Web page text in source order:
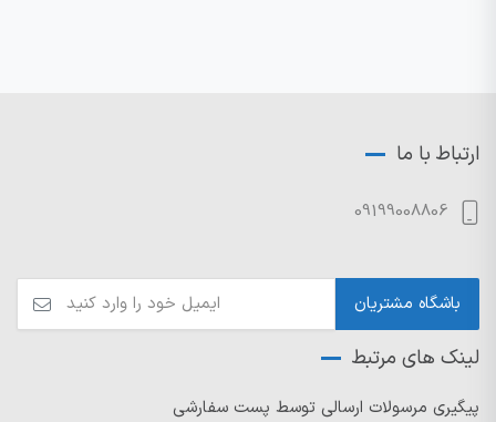
ارتباط با ما
09199008806
لینک های مرتبط
پیگیری مرسولات ارسالی توسط پست سفارشی